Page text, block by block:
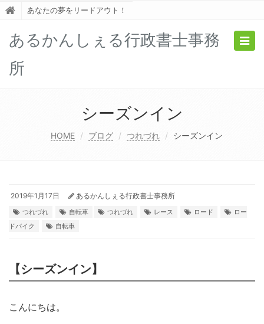
あなたの夢をリードアウト！
あるかんしぇる行政書士事務
所
シーズンイン
HOME ブログ つれづれ シーズンイン
2019年1月17日 あるかんしぇる行政書士事務所
つれづれ 自転車 つれづれ レース ロード
ロー
ドバイク
自転車
【シーズンイン】
こんにちは。